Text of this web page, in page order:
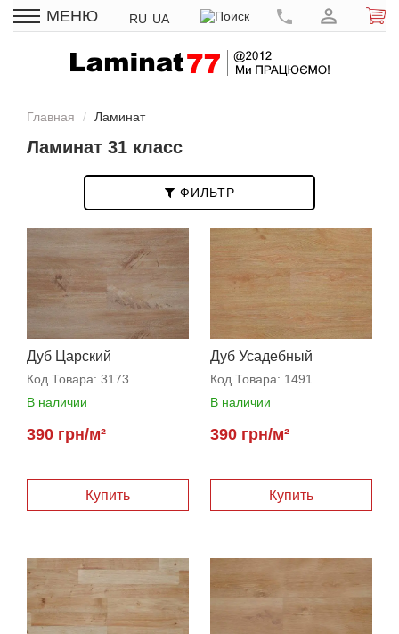
МЕНЮ RU UA
Главная Ламинат
Ламинат 31 класс
ФИЛЬТР
Дуб Царский
Код Товара: 3173
В наличии
390 грн/м²
Купить
Дуб Усадебный
Код Товара: 1491
В наличии
390 грн/м²
Купить